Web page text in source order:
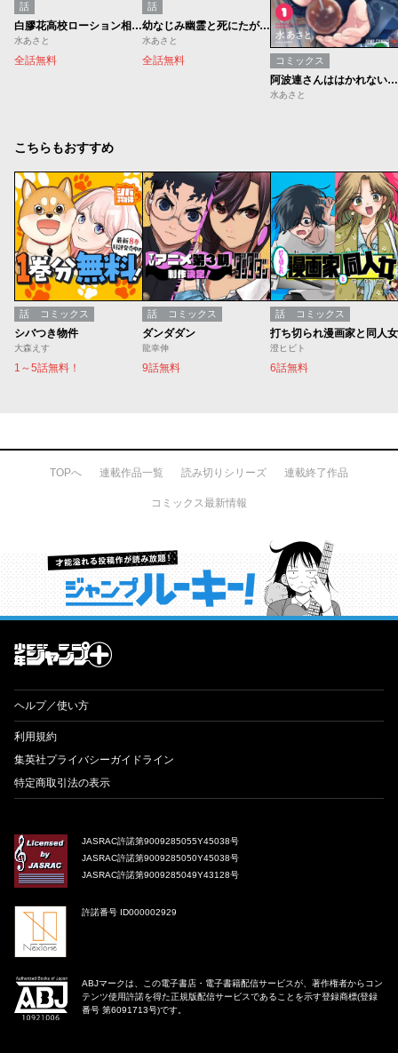
話
白膠花高校ローション相撲部
水あさと
全話無料
話
幼なじみ幽霊と死にたがり男
水あさと
全話無料 コミックス
阿波連さんははかれない【期間限定無料】
水あさと
こちらもおすすめ
話 コミックス
シバつき物件
大森えす
1～5話無料！
話 コミックス
ダンダダン
龍幸伸
9話無料
話 コミックス
打ち切られ漫画家と同人女
澄ヒビト
6話無料
TOPへ 連載作品一覧 読み切りシリーズ 連載終了作品
コミックス最新情報
才能溢れる投稿作が読み放題！ ジャンプルーキー！
ヘルプ／使い方
利用規約
集英社プライバシーガイドライン
特定商取引法の表示
JASRAC許諾第9009285055Y45038号
JASRAC許諾第9009285050Y45038号
JASRAC許諾第9009285049Y43128号
許諾番号 ID000002929
ABJマークは、この電子書店・電子書籍配信サービスが、著作権者からコン
テンツ使用許諾を得た正規版配信サービスであることを示す登録商標(登録
番号 第6091713号)です。